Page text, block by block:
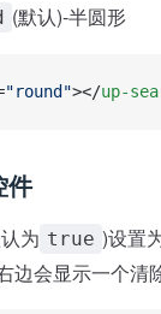
(默认)-半圆形
"round"></up-
件
为 true )设置
边会显示一个清